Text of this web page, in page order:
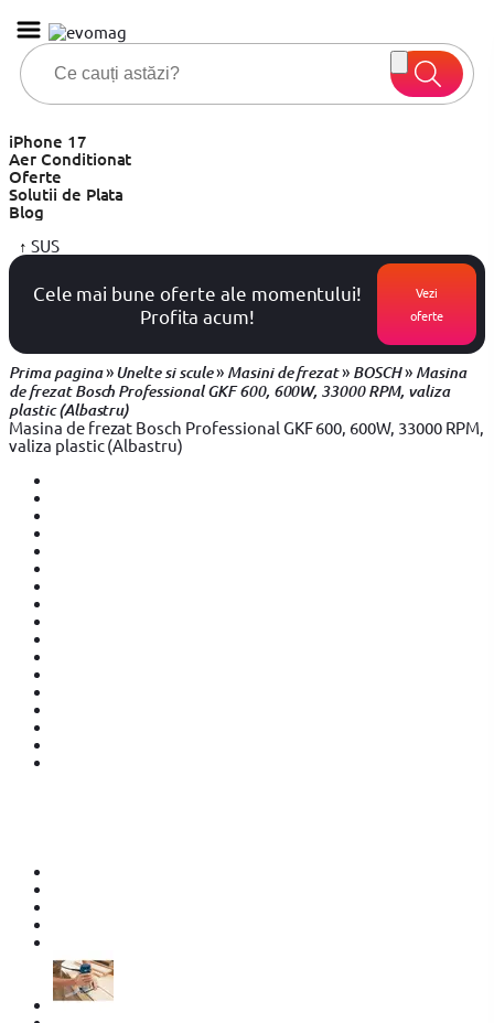
iPhone 17
Aer Conditionat
Oferte
Solutii de Plata
Blog
↑ SUS
Cele mai bune oferte ale momentului!
Profita acum!
Vezi
oferte
Prima pagina»Unelte si scule» Masini de frezat» BOSCH» Masina
de frezat Bosch Professional GKF 600, 600W, 33000 RPM, valiza
plastic (Albastru)
Masina de frezat Bosch Professional GKF 600, 600W, 33000 RPM,
valiza plastic (Albastru)